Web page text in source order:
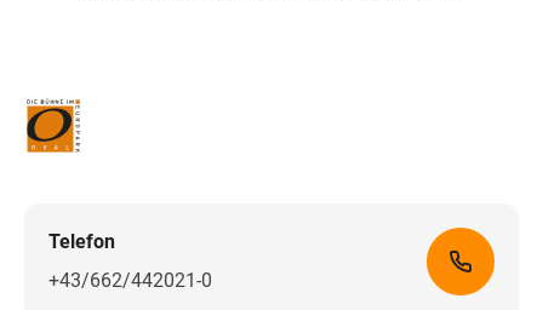
Telefon
+43/662/442021-0